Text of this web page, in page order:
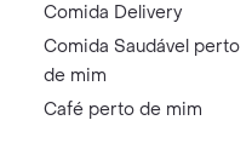
Comida Delivery
Comida Saudável perto
de mim
Café perto de mim